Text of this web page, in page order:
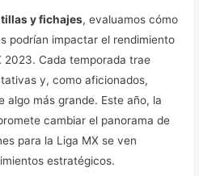
y fichajes, evaluamos cómo
podrían impactar el rendimiento
2023. Cada temporada trae
y, como aficionados,
algo más grande. Este año, la
cambiar el panorama de
para la Liga MX se ven
estratégicos.